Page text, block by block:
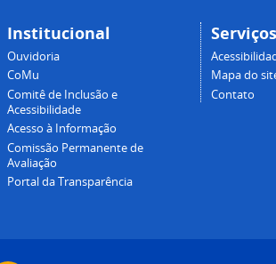
Institucional
Ouvidoria
CoMu
Comitê de Inclusão e
Acessibilidade
Acesso à Informação
Comissão Permanente de
Avaliação
Portal da Transparência
Serviços
Mapa do
Contato